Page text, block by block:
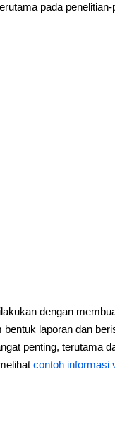
pada
dengan
laporan dan
penting, terutama
contoh informasi